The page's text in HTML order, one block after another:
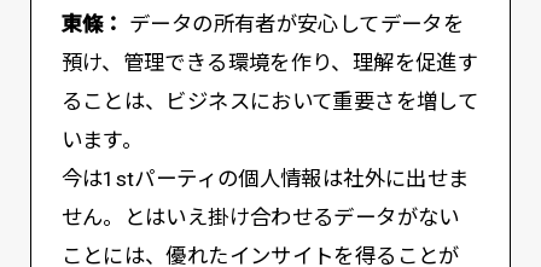
東條： データの所有者が安心してデータを
預け、管理できる環境を作り、理解を促進す
ることは、ビジネスにおいて重要さを増して
います。
今は1stパーティの個人情報は社外に出せま
せん。とはいえ掛け合わせるデータがない
ことには、優れたインサイトを得ることが